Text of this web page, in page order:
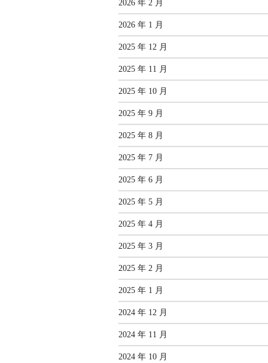
2026 年 2 月
2026 年 1 月
2025 年 12 月
2025 年 11 月
2025 年 10 月
2025 年 9 月
2025 年 8 月
2025 年 7 月
2025 年 6 月
2025 年 5 月
2025 年 4 月
2025 年 3 月
2025 年 2 月
2025 年 1 月
2024 年 12 月
2024 年 11 月
2024 年 10 月